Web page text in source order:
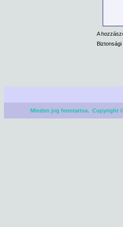
A
Biztonsági
Minden jog fenntartva. Copyright